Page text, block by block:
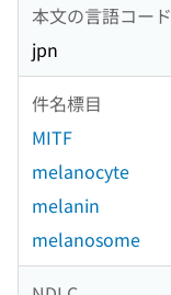
本文の言語コード
jpn
件名標目
MITF
melanocyte
melanin
melanosome